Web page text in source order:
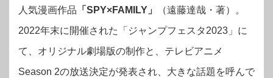
人気漫画作品 「SPY×FAMILY」
（遠藤達哉・著）。
2022年末に開催された「ジャンプフェスタ2023」に
て、オリジナル劇場版の制作と、テレビアニメ
Season 2の放送決定が発表され、大きな話題を呼んで